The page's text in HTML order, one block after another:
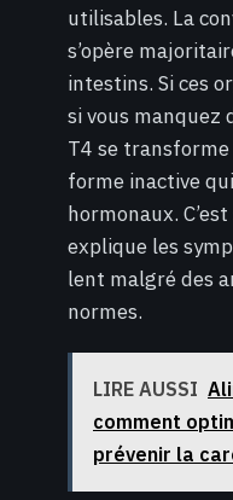
utilisables. La
s’opère
intestins. Si ces
si vous manquez
T4 se transforme
forme inactive
hormonaux.
explique les
lent malgré des
normes.
LIRE AUSSI
comment
prévenir la